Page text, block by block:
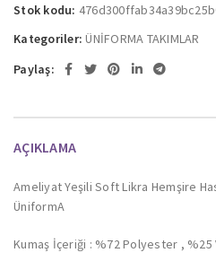
Stok kodu:
Kategoriler: ÜNİFORMA TAKIMLAR
Paylaş:
AÇIKLAMA
Ameliyat Yeşili Soft Likra Hemşire
ÜniformA
Kumaş İçeriği : %72 Polyester , %25